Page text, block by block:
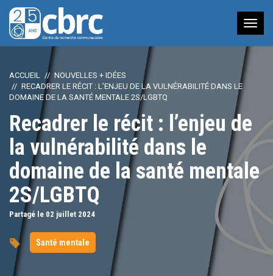
à
ACCUEIL
NOUVELLES + IDÉES
RECADRER LE RÉCIT : L’ENJEU DE LA VULNÉRABILITÉ DANS LE
DOMAINE DE LA SANTÉ MENTALE 2S/LGBTQ
Recadrer le récit : l’enjeu de
la vulnérabilité dans le
domaine de la santé mentale
2S/LGBTQ
Partagé le 02 juillet 2024
Santé mentale